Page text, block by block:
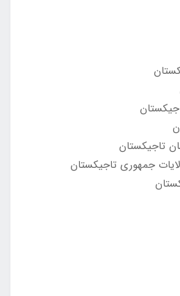
تاجیکستان
جمهوری تاجیکستان